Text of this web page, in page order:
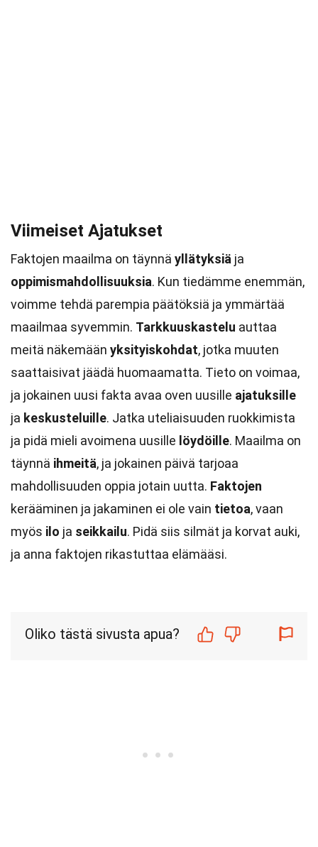
Viimeiset Ajatukset
Faktojen maailma on täynnä yllätyksiä ja
oppimismahdollisuuksia. Kun tiedämme enemmän,
voimme tehdä parempia päätöksiä ja ymmärtää
maailmaa syvemmin. Tarkkuuskastelu auttaa
meitä näkemään yksityiskohdat, jotka muuten
saattaisivat jäädä huomaamatta. Tieto on voimaa,
ja jokainen uusi fakta avaa oven uusille ajatuksille
ja keskusteluille. Jatka uteliaisuuden ruokkimista
ja pidä mieli avoimena uusille löydöille. Maailma on
täynnä ihmeitä, ja jokainen päivä tarjoaa
mahdollisuuden oppia jotain uutta. Faktojen
kerääminen ja jakaminen ei ole vain tietoa, vaan
myös ilo ja seikkailu. Pidä siis silmät ja korvat auki,
ja anna faktojen rikastuttaa elämääsi.
Oliko tästä sivusta apua?